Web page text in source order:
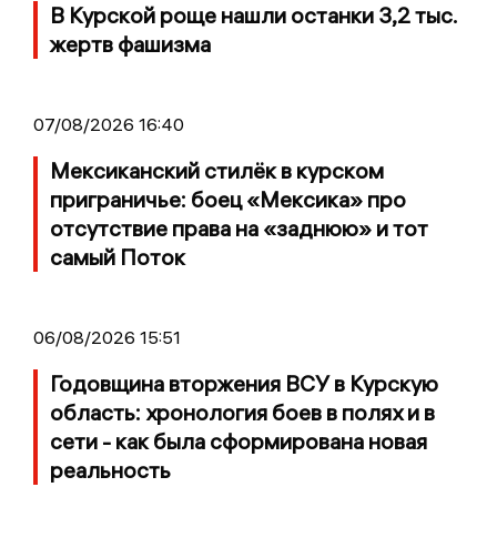
В Курской роще нашли останки 3,2 тыс.
жертв фашизма
07/08/2026 16:40
Мексиканский стилёк в курском
приграничье: боец «Мексика» про
отсутствие права на «заднюю» и тот
самый Поток
06/08/2026 15:51
Годовщина вторжения ВСУ в Курскую
область: хронология боев в полях и в
сети - как была сформирована новая
реальность